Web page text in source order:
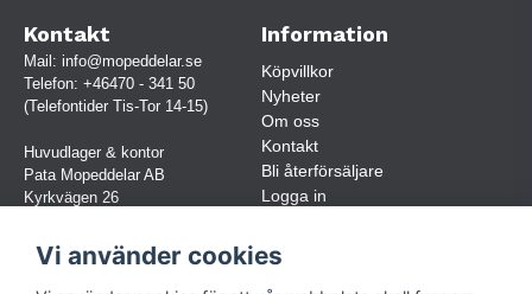
Kontakt
Mail: info@mopeddelar.se
Telefon: +46470 - 341 50
(Telefontider Tis-Tor 14-15)
Huvudlager & kontor
Pata Mopeddelar AB
Kyrkvägen 26
(OBS. Endast förbokade besök)
Org.nr:
559030-5248
Information
Köpvillkor
Nyheter
Om oss
Kontakt
Bli återförsäljare
Logga in
Vi använder cookies